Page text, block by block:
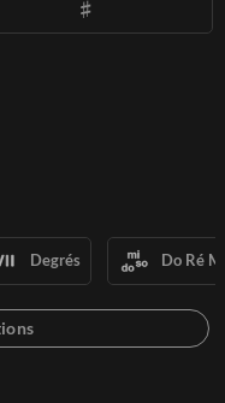
Degrés Do Ré